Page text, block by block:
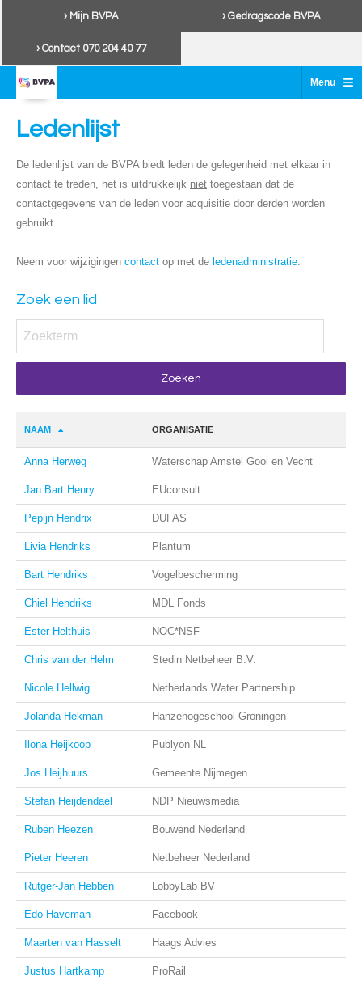
› Mijn BVPA › Gedragscode BVPA
› Contact 070 204 40 77
Menu ≡
Ledenlijst
De ledenlijst van de BVPA biedt leden de gelegenheid met elkaar in
contact te treden, het is uitdrukkelijk niet toegestaan dat de
contactgegevens van de leden voor acquisitie door derden worden
gebruikt.
Neem voor wijzigingen contact op met de ledenadministratie.
Zoek een lid
NAAM ORGANISATIE
Anna Herweg Waterschap Amstel Gooi en Vecht
Jan Bart Henry EUconsult
Pepijn Hendrix DUFAS
Livia Hendriks Plantum
Bart Hendriks Vogelbescherming
Chiel Hendriks MDL Fonds
Ester Helthuis NOC*NSF
Chris van der Helm Stedin Netbeheer B.V.
Nicole Hellwig Netherlands Water Partnership
Jolanda Hekman Hanzehogeschool Groningen
Ilona Heijkoop Publyon NL
Jos Heijhuurs Gemeente Nijmegen
Stefan Heijdendael NDP Nieuwsmedia
Ruben Heezen Bouwend Nederland
Pieter Heeren Netbeheer Nederland
Rutger-Jan Hebben LobbyLab BV
Edo Haveman Facebook
Maarten van Hasselt Haags Advies
Justus Hartkamp ProRail